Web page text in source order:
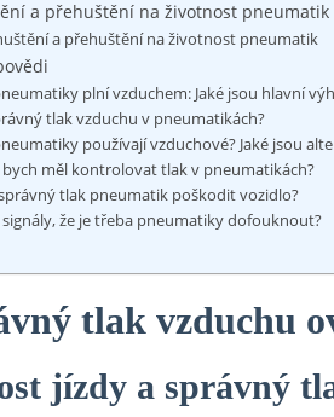
a přehuštění na životnost pneumatik
a přehuštění na životnost pneumatik
plní vzduchem: Jaké jsou hlavní
tlak vzduchu v pneumatikách?
používají vzduchové? Jaké jsou
bych měl kontrolovat tlak v pneumatikách?
tlak pneumatik poškodit vozidlo?
signály, že je třeba pneumatiky dofouknout?
tlak vzduchu
jízdy a správný